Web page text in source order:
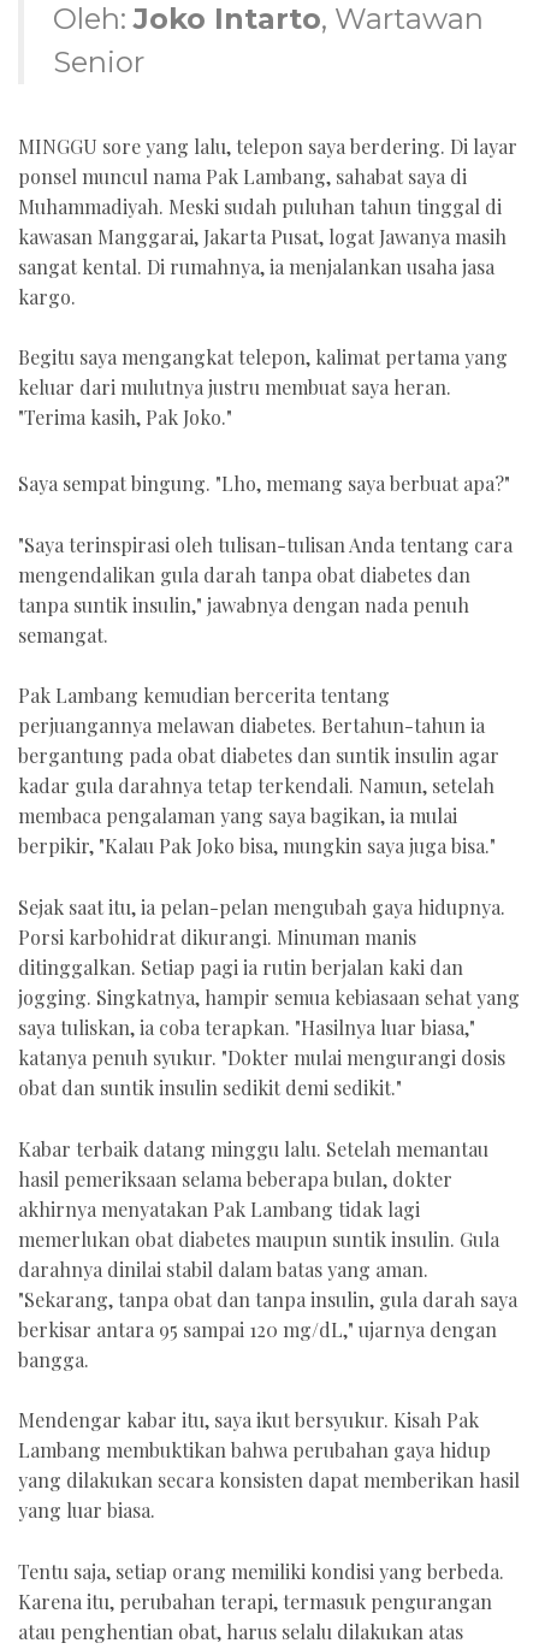
Oleh:Joko Intarto, Wartawan
Senior
MINGGU sore yang lalu, telepon saya berdering. Di layar
ponsel muncul nama Pak Lambang, sahabat saya di
Muhammadiyah. Meski sudah puluhan tahun tinggal di
kawasan Manggarai, Jakarta Pusat, logat Jawanya masih
sangat kental. Di rumahnya, ia menjalankan usaha jasa
kargo.
Begitu saya mengangkat telepon, kalimat pertama yang
keluar dari mulutnya justru membuat saya heran.
"Terima kasih, Pak Joko."
Saya sempat bingung. "Lho, memang saya berbuat apa?"
"Saya terinspirasi oleh tulisan-tulisan Anda tentang cara
mengendalikan gula darah tanpa obat diabetes dan
tanpa suntik insulin," jawabnya dengan nada penuh
semangat.
Pak Lambang kemudian bercerita tentang
perjuangannya melawan diabetes. Bertahun-tahun ia
bergantung pada obat diabetes dan suntik insulin agar
kadar gula darahnya tetap terkendali. Namun, setelah
membaca pengalaman yang saya bagikan, ia mulai
berpikir, "Kalau Pak Joko bisa, mungkin saya juga bisa."
Sejak saat itu, ia pelan-pelan mengubah gaya hidupnya.
Porsi karbohidrat dikurangi. Minuman manis
ditinggalkan. Setiap pagi ia rutin berjalan kaki dan
jogging. Singkatnya, hampir semua kebiasaan sehat yang
saya tuliskan, ia coba terapkan. "Hasilnya luar biasa,"
katanya penuh syukur. "Dokter mulai mengurangi dosis
obat dan suntik insulin sedikit demi sedikit."
Kabar terbaik datang minggu lalu. Setelah memantau
hasil pemeriksaan selama beberapa bulan, dokter
akhirnya menyatakan Pak Lambang tidak lagi
memerlukan obat diabetes maupun suntik insulin. Gula
darahnya dinilai stabil dalam batas yang aman.
"Sekarang, tanpa obat dan tanpa insulin, gula darah saya
berkisar antara 95 sampai 120 mg/dL," ujarnya dengan
bangga.
Mendengar kabar itu, saya ikut bersyukur. Kisah Pak
Lambang membuktikan bahwa perubahan gaya hidup
yang dilakukan secara konsisten dapat memberikan hasil
yang luar biasa.
Tentu saja, setiap orang memiliki kondisi yang berbeda.
Karena itu, perubahan terapi, termasuk pengurangan
atau penghentian obat, harus selalu dilakukan atas